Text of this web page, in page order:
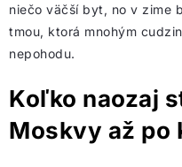
niečo väčší byt, no v zime
tmou, ktorá mnohým
nepohodu.
Koľko naozaj
Moskvy až po